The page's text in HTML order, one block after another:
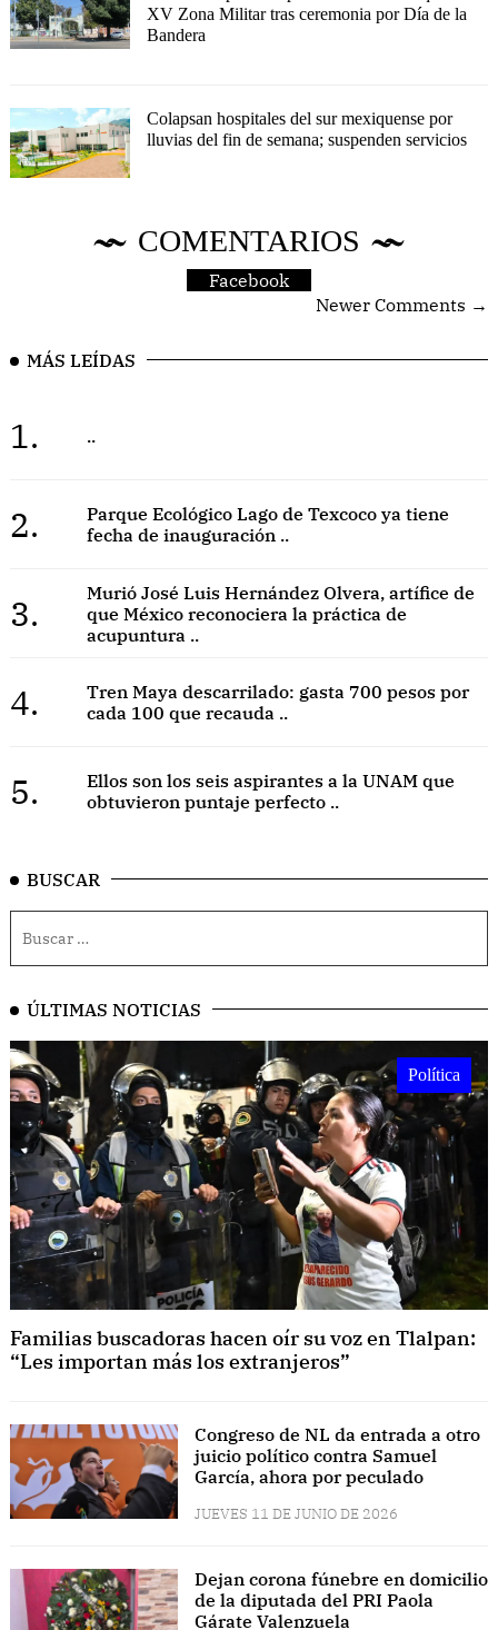
XV Zona Militar tras ceremonia por Día de la
Bandera
Colapsan hospitales del sur mexiquense por
lluvias del fin de semana; suspenden servicios
COMENTARIOS
Facebook
Newer Comments →
MÁS LEÍDAS
1. ..
2.
Parque Ecológico Lago de Texcoco ya tiene
fecha de inauguración ..
3.
Murió José Luis Hernández Olvera, artífice de
que México reconociera la práctica de
acupuntura ..
4.
Tren Maya descarrilado: gasta 700 pesos por
cada 100 que recauda ..
5.
Ellos son los seis aspirantes a la UNAM que
obtuvieron puntaje perfecto ..
BUSCAR
ÚLTIMAS NOTICIAS
Política
Familias buscadoras hacen oír su voz en Tlalpan:
“Les importan más los extranjeros”
Congreso de NL da entrada a otro
juicio político contra Samuel
García, ahora por peculado
JUEVES 11 DE JUNIO DE 2026
Dejan corona fúnebre en domicilio
de la diputada del PRI Paola
Gárate Valenzuela